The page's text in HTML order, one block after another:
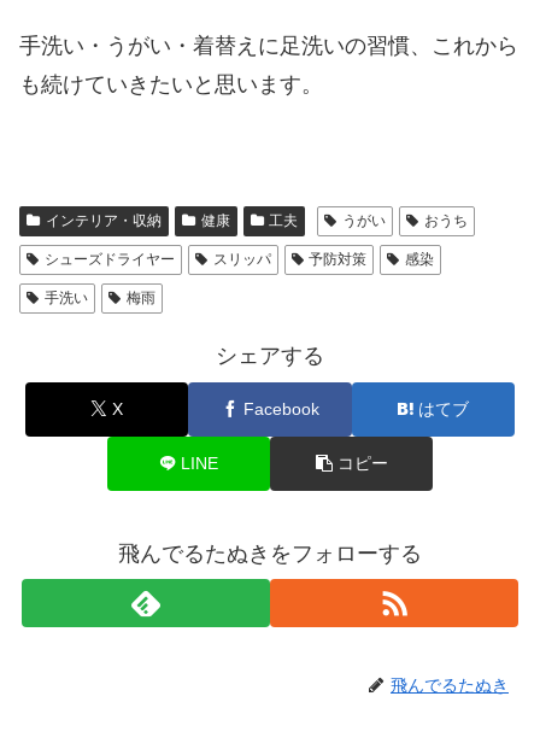
手洗い・うがい・着替えに足洗いの習慣、これから
も続けていきたいと思います。
インテリア・収納 健康 工夫 うがい おうち
シューズドライヤー スリッパ 予防対策 感染
手洗い 梅雨
シェアする
X Facebook はてブ
LINE コピー
飛んでるたぬきをフォローする
飛んでるたぬき